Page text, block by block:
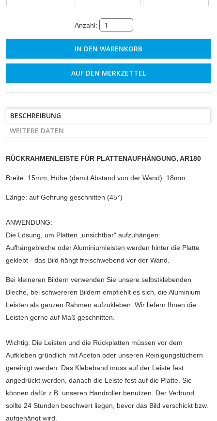
Anzahl:
AUF DEN MERKZETTEL
BESCHREIBUNG
WEITERE DATEN
RÜCKRAHMENLEISTE FÜR PLATTENAUFHÄNGUNG, AR180
Breite: 15mm, Höhe (damit Abstand von der Wand): 18mm.
Länge: auf Gehrung geschnitten (45°)
ANWENDUNG:
Die Lösung, um Platten „unsichtbar“ aufzuhängen:
Aufhängebleche oder Aluminiumleisten werden hinter die Platte
geklebt - das Bild hängt freischwebend vor der Wand.
Bei kleineren Bildern verwenden Sie unsere selbstklebenden
Bleche, bei schwereren Bildern empfiehlt es sich, die Aluminium
Leisten als ganzen Rahmen aufzukleben. Wir liefern Ihnen die
Leisten gerne auf Maß geschnitten.
Wichtig: Die Leisten und die Rückplatten müssen vor dem
Aufkleben gründlich mit Aceton oder unseren Reinigungstüchern
gereinigt werden. Das Klebeband muss auf der Leiste fest
angedrückt werden, danach die Leiste fest auf die Platte. Sie
können dafür z.B. unseren Handroller benutzen. Der Verbund
sollte 24 Stunden beschwert liegen, bevor das Bild verschickt bzw.
aufgehängt wird.